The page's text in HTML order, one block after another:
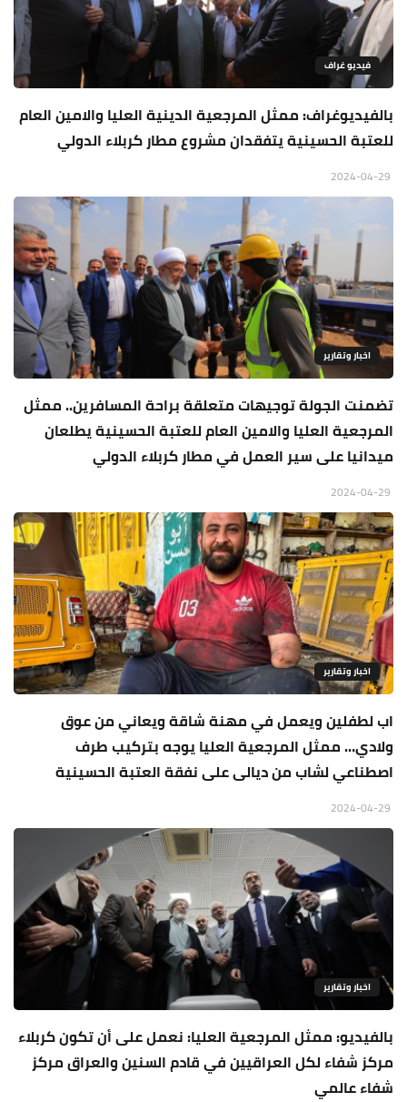
فيديو غراف
بالفيديوغراف: ممثل المرجعية الدينية العليا والامين العام
للعتبة الحسينية يتفقدان مشروع مطار كربلاء الدولي
اخبار وتقارير
تضمنت الجولة توجيهات متعلقة براحة المسافرين.. ممثل
المرجعية العليا والامين العام للعتبة الحسينية يطلعان
ميدانيا على سير العمل في مطار كربلاء الدولي
اخبار وتقارير
اب لطفلين ويعمل في مهنة شاقة ويعاني من عوق
ولادي… ممثل المرجعية العليا يوجه بتركيب طرف
اصطناعي لشاب من ديالى على نفقة العتبة الحسينية
اخبار وتقارير
بالفيديو: ممثل المرجعية العليا: نعمل على أن تكون كربلاء
مركز شفاء لكل العراقيين في قادم السنين والعراق مركز
شفاء عالمي